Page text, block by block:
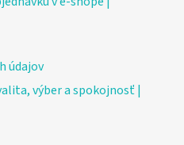
údajov
výber a spokojnosť |